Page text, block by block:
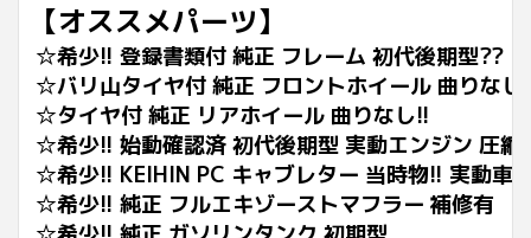
【オススメパーツ】
☆希少!! 登録書類付 純正 フレーム 初代後期型??
☆バリ山タイヤ付 純正 フロントホイール 曲りなし
☆タイヤ付 純正 リアホイール 曲りなし!!
☆希少!! 始動確認済 初代後期型 実動エンジン 圧
☆希少!! KEIHIN PC キャブレター 当時物!! 実動車
☆希少!! 純正 フルエキゾーストマフラー 補修有